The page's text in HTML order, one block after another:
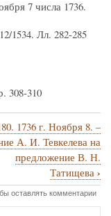
7 числа 1736.
1534. Лл. 282-285
308-310
1736 г. Ноября 8. –
А. И. Тевкелева на
предложение В. Н.
Татищева ›
оставлять комментарии